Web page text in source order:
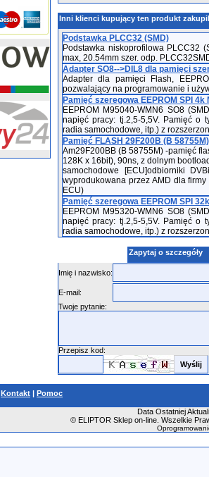
Inni klienci kupujący ten produkt
Podstawka PLCC32 (SMD)
Podstawka niskoprofilowa PLCC32
max, 20.54mm szer. odp.
Adapter SO8-->DIL8 dla pamięci
Adapter dla pamięci Flash,
pozwalający na programowanie i
Pamięć szeregowa EEPROM SPI 4k
EEPROM M95040-WMN6 SO8
napięć pracy: tj.2,5-5,5V. Pamięć o
radia samochodowe, itp.) z
Pamięć FLASH 29F200B (B
Am29F200BB (B 58755M) -pamięć
128K x 16bit), 90ns, z dolnym
samochodowe [ECU]odbiorniki
wyprodukowana przez AMD dla
ECU)
Pamięć szeregowa EEPROM SPI
EEPROM M95320-WMN6 SO8
napięć pracy: tj.2,5-5,5V. Pamięć o
radia samochodowe, itp.) z
Zapytaj o szczegóły
Imię i nazwisko:
E-mail:
Twoje pytanie:
Przepisz kod:
Kontakt | Pomoc
Data Ostatniej
©ELIPTOR Sklep on-line. Wszelkie